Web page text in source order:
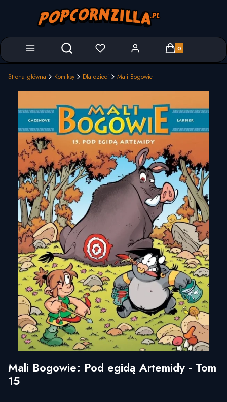
Otwórz wyszukiwarkę Produkty w
Strona główna Komiksy Dla dzieci Mali Bogowie
Mali Bogowie: Pod egidą Artemidy - Tom
15